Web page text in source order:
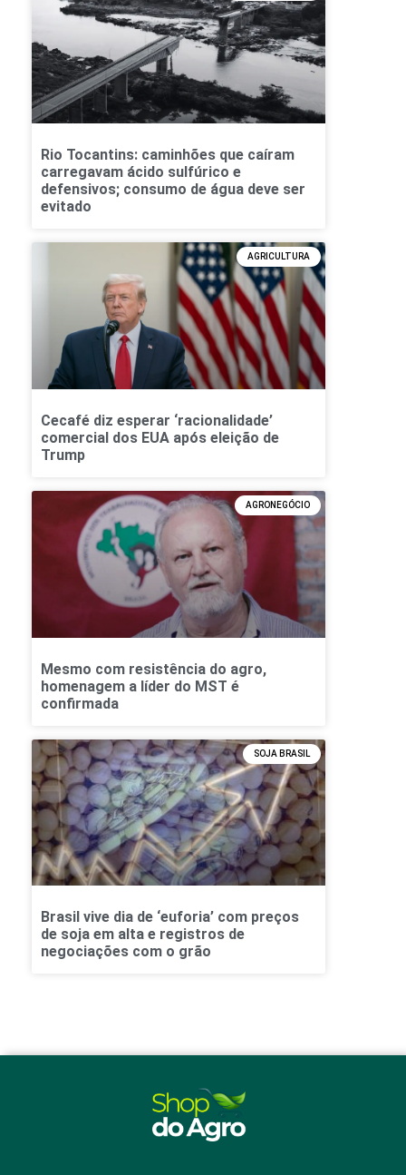
Rio Tocantins: caminhões que caíram
carregavam ácido sulfúrico e
defensivos; consumo de água deve ser
evitado
AGRICULTURA
Cecafé diz esperar ‘racionalidade’
comercial dos EUA após eleição de
Trump
AGRONEGÓCIO
Mesmo com resistência do agro,
homenagem a líder do MST é
confirmada
SOJA BRASIL
Brasil vive dia de ‘euforia’ com preços
de soja em alta e registros de
negociações com o grão